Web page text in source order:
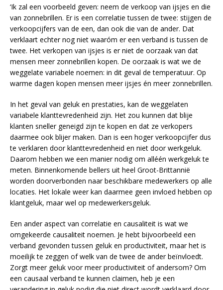
‘Ik zal een voorbeeld geven: neem de verkoop van ijsjes en die
van zonnebrillen. Er is een correlatie tussen de twee: stijgen de
verkoopcijfers van de een, dan ook die van de ander. Dat
verklaart echter nog niet waaróm er een verband is tussen de
twee. Het verkopen van ijsjes is er niet de oorzaak van dat
mensen meer zonnebrillen kopen. De oorzaak is wat we de
weggelate variabele noemen: in dit geval de temperatuur. Op
warme dagen kopen mensen meer ijsjes én meer zonnebrillen.
In het geval van geluk en prestaties, kan de weggelaten
variabele klanttevredenheid zijn. Het zou kunnen dat blije
klanten sneller geneigd zijn te kopen en dat ze verkopers
daarmee ook blijer maken. Dan is een hoger verkoopcijfer dus
te verklaren door klanttevredenheid en niet door werkgeluk.
Daarom hebben we een manier nodig om alléén werkgeluk te
meten. Binnenkomende bellers uit heel Groot-Brittannië
worden doorverbonden naar beschikbare medewerkers op alle
locaties. Het lokale weer kan daarmee geen invloed hebben op
klantgeluk, maar wel op medewerkersgeluk.
Een ander aspect van correlatie en causaliteit is wat we
omgekeerde causaliteit noemen. Je hebt bijvoorbeeld een
verband gevonden tussen geluk en productiviteit, maar het is
moeilijk te zeggen of welk van de twee de ander beïnvloedt.
Zorgt meer geluk voor meer productiviteit of andersom? Om
een causaal verband te kunnen claimen, heb je een